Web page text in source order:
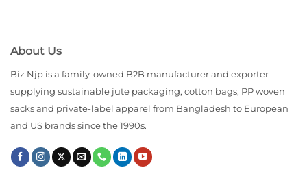
About Us
Biz Njp is a family-owned B2B manufacturer and exporter
supplying sustainable jute packaging, cotton bags, PP woven
sacks and private-label apparel from Bangladesh to European
and US brands since the 1990s.